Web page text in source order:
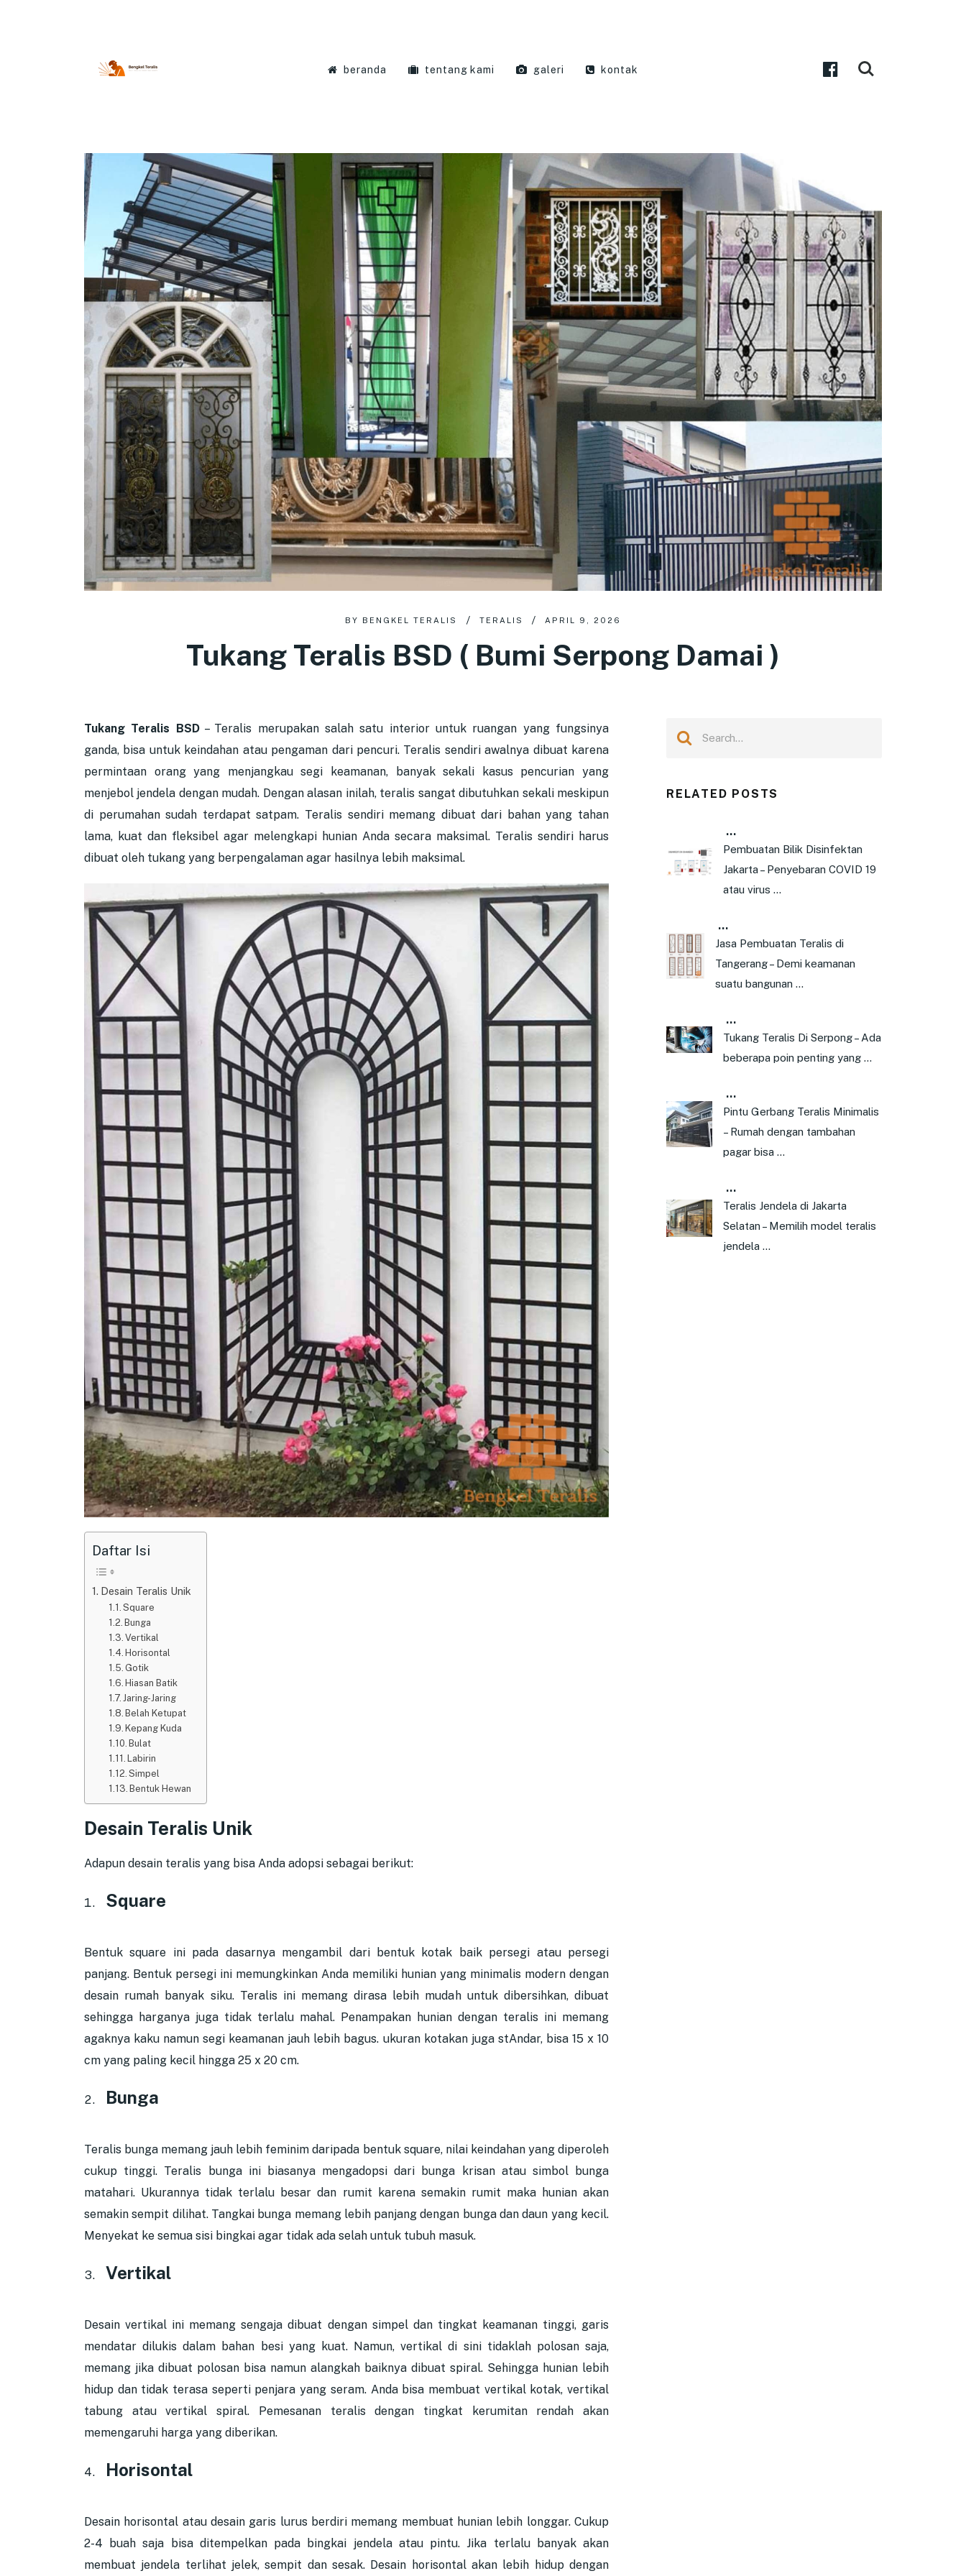
beranda tentang kami galeri kontak
BY BENGKEL TERALIS TERALIS APRIL 9, 2026
Tukang Teralis BSD ( Bumi Serpong Damai )
Tukang Teralis BSD– Teralis merupakan salah satu interior untuk ruangan yang fungsinya
ganda, bisa untuk keindahan atau pengaman dari pencuri. Teralis sendiri awalnya dibuat karena
permintaan orang yang menjangkau segi keamanan, banyak sekali kasus pencurian yang
menjebol jendela dengan mudah. Dengan alasan inilah, teralis sangat dibutuhkan sekali meskipun
di perumahan sudah terdapat satpam. Teralis sendiri memang dibuat dari bahan yang tahan
lama, kuat dan fleksibel agar melengkapi hunian Anda secara maksimal. Teralis sendiri harus
dibuat oleh tukang yang berpengalaman agar hasilnya lebih maksimal.
Daftar Isi
Desain Teralis Unik
Square
Bunga
Vertikal
Horisontal
Gotik
Hiasan Batik
Jaring-Jaring
Belah Ketupat
Kepang Kuda
Bulat
Labirin
Simpel
Bentuk Hewan
Desain Teralis Unik
Adapun desain teralis yang bisa Anda adopsi sebagai berikut:
Square
Bentuk square ini pada dasarnya mengambil dari bentuk kotak baik persegi atau persegi
panjang. Bentuk persegi ini memungkinkan Anda memiliki hunian yang minimalis modern dengan
desain rumah banyak siku. Teralis ini memang dirasa lebih mudah untuk dibersihkan, dibuat
sehingga harganya juga tidak terlalu mahal. Penampakan hunian dengan teralis ini memang
agaknya kaku namun segi keamanan jauh lebih bagus. ukuran kotakan juga stAndar, bisa 15 x 10
cm yang paling kecil hingga 25 x 20 cm.
Bunga
Teralis bunga memang jauh lebih feminim daripada bentuk square, nilai keindahan yang diperoleh
cukup tinggi. Teralis bunga ini biasanya mengadopsi dari bunga krisan atau simbol bunga
matahari. Ukurannya tidak terlalu besar dan rumit karena semakin rumit maka hunian akan
semakin sempit dilihat. Tangkai bunga memang lebih panjang dengan bunga dan daun yang kecil.
Menyekat ke semua sisi bingkai agar tidak ada selah untuk tubuh masuk.
Vertikal
Desain vertikal ini memang sengaja dibuat dengan simpel dan tingkat keamanan tinggi, garis
mendatar dilukis dalam bahan besi yang kuat. Namun, vertikal di sini tidaklah polosan saja,
memang jika dibuat polosan bisa namun alangkah baiknya dibuat spiral. Sehingga hunian lebih
hidup dan tidak terasa seperti penjara yang seram. Anda bisa membuat vertikal kotak, vertikal
tabung atau vertikal spiral. Pemesanan teralis dengan tingkat kerumitan rendah akan
memengaruhi harga yang diberikan.
Horisontal
Desain horisontal atau desain garis lurus berdiri memang membuat hunian lebih longgar. Cukup
2-4 buah saja bisa ditempelkan pada bingkai jendela atau pintu. Jika terlalu banyak akan
membuat jendela terlihat jelek, sempit dan sesak. Desain horisontal akan lebih hidup dengan
RELATED POSTS
…
Pembuatan Bilik Disinfektan
Jakarta – Penyebaran COVID 19
atau virus …
…
Jasa Pembuatan Teralis di
Tangerang – Demi keamanan
suatu bangunan …
…
Tukang Teralis Di Serpong – Ada
beberapa poin penting yang …
…
Pintu Gerbang Teralis Minimalis
– Rumah dengan tambahan
pagar bisa …
…
Teralis Jendela di Jakarta
Selatan – Memilih model teralis
jendela …